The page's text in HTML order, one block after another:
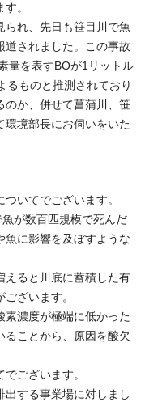
。
られ、先日も笹目川で魚
道されました。この事故
量を表すBOが1リットル
るものと推測されており
のか、併せて菖蒲川、笹
環境部長にお伺いをいた
いてでございます。
が数百匹規模で死んだ
魚に影響を及ぼすような
えると川底に蓄積した有
ざいます。
素濃度が極端に低かった
ることから、原因を酸欠
ございます。
する事業場に対しまし